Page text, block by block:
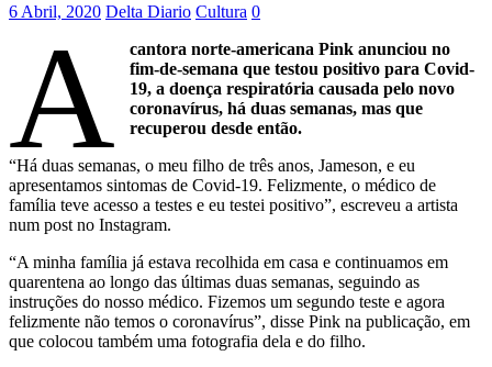
6 Abril, 2020 Delta Diario Cultura 0
A
cantora norte-americana Pink anunciou no
fim-de-semana que testou positivo para Covid-
19, a doença respiratória causada pelo novo
coronavírus, há duas semanas, mas que
recuperou desde então.
“Há duas semanas, o meu filho de três anos, Jameson, e eu
apresentamos sintomas de Covid-19. Felizmente, o médico de
família teve acesso a testes e eu testei positivo”, escreveu a artista
num post no Instagram.
“A minha família já estava recolhida em casa e continuamos em
quarentena ao longo das últimas duas semanas, seguindo as
instruções do nosso médico. Fizemos um segundo teste e agora
felizmente não temos o coronavírus”, disse Pink na publicação, em
que colocou também uma fotografia dela e do filho.